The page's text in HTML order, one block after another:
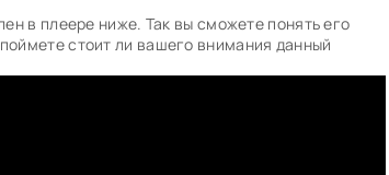
в плеере ниже. Так вы сможете понять его
стоит ли вашего внимания данный